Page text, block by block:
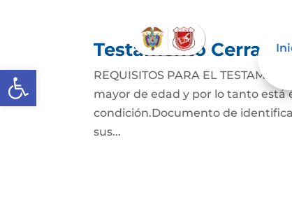
Abrir barra de herramientas
Testamento Cerrado
REQUISITOS PARA EL
mayor de edad y por lo tanto está
condición.Documento de
sus...